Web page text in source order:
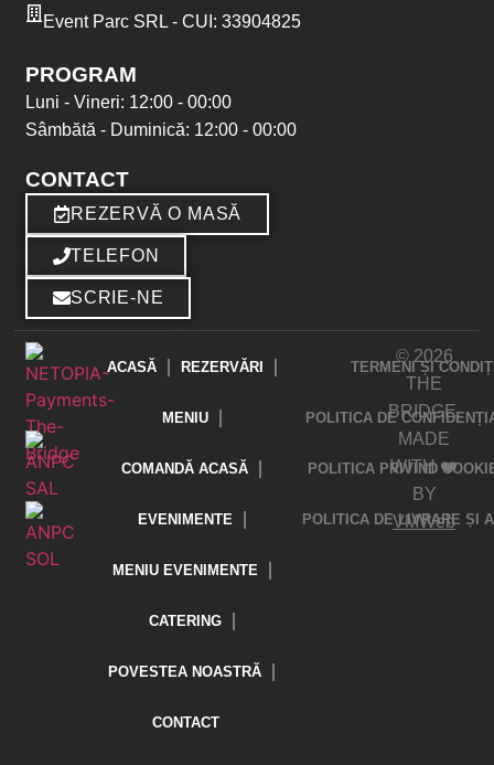
Event Parc SRL - CUI: 33904825
PROGRAM
Luni - Vineri: 12:00 - 00:00
Sâmbătă - Duminică: 12:00 - 00:00
CONTACT
REZERVĂ O MASĂ
TELEFON
SCRIE-NE
ACASĂ REZERVĂRI
MENIU
COMANDĂ ACASĂ
EVENIMENTE
MENIU EVENIMENTE
CATERING
POVESTEA NOASTRĂ
CONTACT
TERMENI ȘI
POLITICA DE
POLITICA PRIVIND
POLITICA DE LIVRARE ȘI
© 2026
THE
BRIDGE.
MADE
WITH ❤️
BY
VMWeb